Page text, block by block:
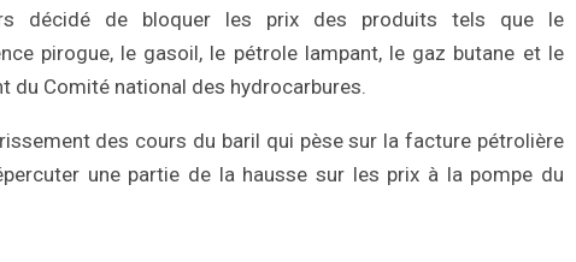
décidé de bloquer les prix des produits tels que le
pirogue, le gasoil, le pétrole lampant, le gaz butane et le
du Comité national des hydrocarbures.
des cours du baril qui pèse sur la facture pétrolière
une partie de la hausse sur les prix à la pompe du